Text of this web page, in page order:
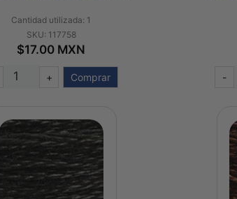
Cantidad utilizada: 1
SKU: 117758
$17.00 MXN
+ Comprar -